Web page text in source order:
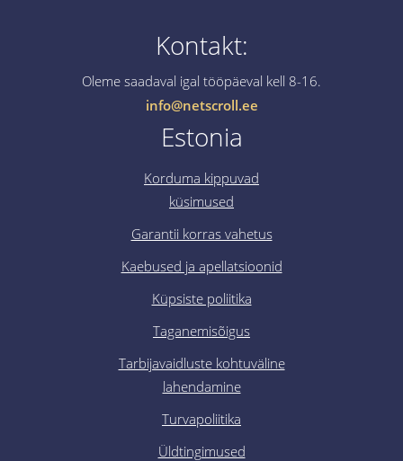
Kontakt:
Oleme saadaval igal tööpäeval kell 8-16.
info@netscroll.ee
Estonia
Korduma kippuvad
küsimused
Garantii korras vahetus
Kaebused ja apellatsioonid
Küpsiste poliitika
Taganemisõigus
Tarbijavaidluste kohtuväline
lahendamine
Turvapoliitika
Üldtingimused